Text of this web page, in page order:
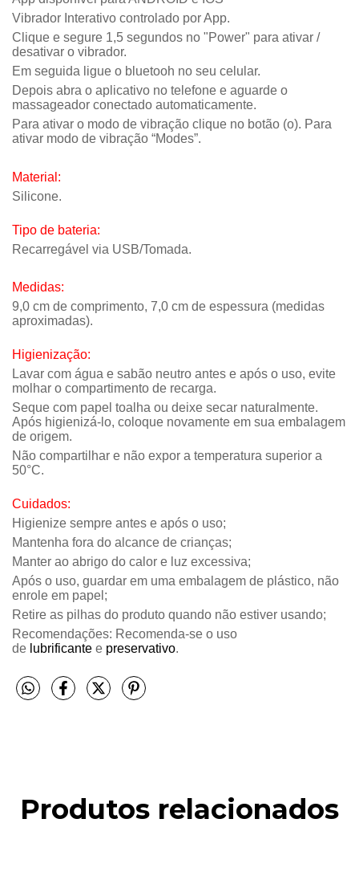
Vibrador Interativo controlado por App.
Clique e segure 1,5 segundos no "Power" para ativar /
desativar o vibrador.
Em seguida ligue o bluetooh no seu celular.
Depois abra o aplicativo no telefone e aguarde o
massageador conectado automaticamente.
Para ativar o modo de vibração clique no botão (o). Para
ativar modo de vibração “Modes”.
Material:
Silicone.
Tipo de bateria:
Recarregável via USB/Tomada.
Medidas:
9,0 cm de comprimento, 7,0 cm de espessura (medidas
aproximadas).
Higienização:
Lavar com água e sabão neutro antes e após o uso, evite
molhar o compartimento de recarga.
Seque com papel toalha ou deixe secar naturalmente.
Após higienizá-lo, coloque novamente em sua embalagem
de origem.
Não compartilhar e não expor a temperatura superior a
50°C.
Cuidados:
Higienize sempre antes e após o uso;
Mantenha fora do alcance de crianças;
Manter ao abrigo do calor e luz excessiva;
Após o uso, guardar em uma embalagem de plástico, não
enrole em papel;
Retire as pilhas do produto quando não estiver usando;
Recomendações: Recomenda-se o uso
de lubrificante e preservativo.
Produtos relacionados